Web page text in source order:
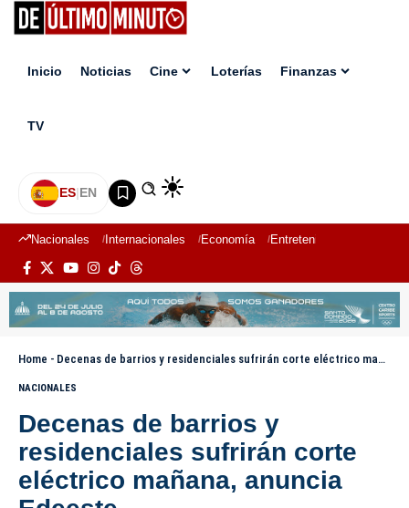
Inicio Noticias Cine Loterías Finanzas
TV
ES|EN
Nacionales Internacionales Economía Entretenimiento
Home - Decenas de barrios y residenciales sufrirán corte eléctrico mañana, anuncia Edeeste
NACIONALES
Decenas de barrios y
residenciales sufrirán corte
eléctrico mañana, anuncia